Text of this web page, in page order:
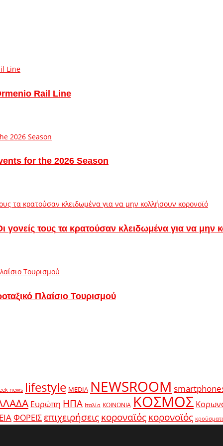
Rail Line
for the 2026 Season
γονείς τους τα κρατούσαν κλειδωμένα για να μην
Πλαίσιο Τουρισμού
news lifestyle MEDIA NEWSROOM
Ευρώπη ΗΠΑ Ιταλία ΚΟΙΝΩΝΙΑ ΚΟΣΜΟΣ
ΦΟΡΕΙΣεπιχειρήσειςκοροναϊόςκορονοϊός